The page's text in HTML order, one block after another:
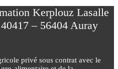
Kerplouz Lasalle
– 56404 Auray
privé sous contrat avec le